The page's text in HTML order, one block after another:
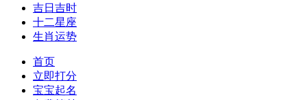
吉日吉时
十二星座
生肖运势
首页
立即打分
宝宝起名